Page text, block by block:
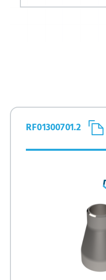
76,1 mm x 60,3 mm
139,7 mm x 114,3 mm
168,3 mm x 60,3 mm
168,3 mm x 76,1 mm
219,1 mm x 168,3 mm
273,0 mm x 139,7
273,0 mm x 168,3
273,0 mm x 219,1
RF01300701.2